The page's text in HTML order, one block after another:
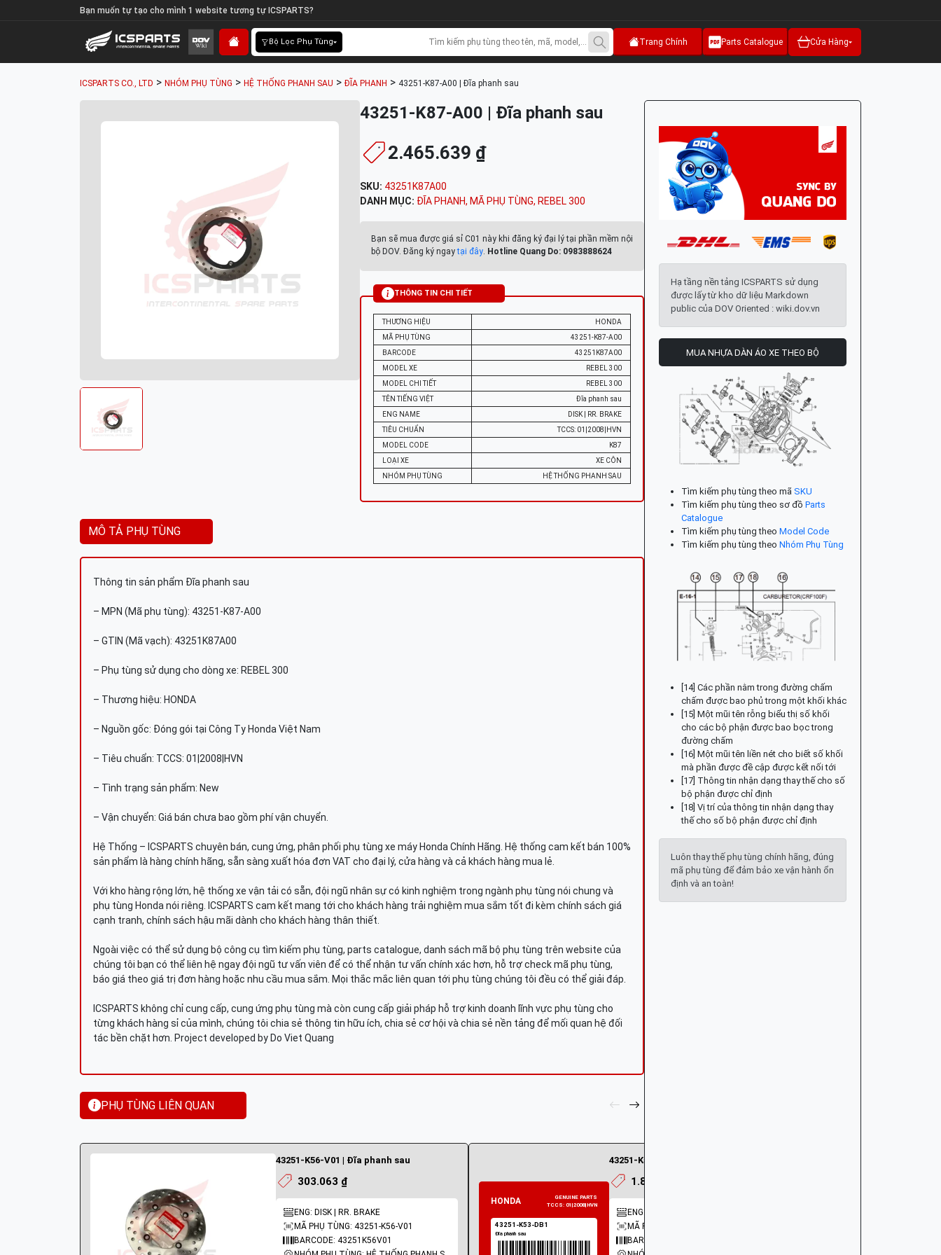
Bạn muốn tự tạo cho mình 1 website tương tự ICSPARTS?
Bộ Lọc Phụ Tùng Trang Chính Parts Catalogue Cửa Hàng
ICSPARTS CO., LTD > NHÓM PHỤ TÙNG > HỆ THỐNG PHANH SAU > ĐĨA PHANH > 43251-K87-A00 | Đĩa phanh sau
43251-K87-A00 | Đĩa phanh sau
2.465.639 ₫
SKU: 43251K87A00
DANH MỤC: ĐĨA PHANH, MÃ PHỤ TÙNG, REBEL 300
Bạn sẽ mua được giá sỉ C01 này khi đăng ký đại lý tại phần mềm nội
bộ DOV. Đăng ký ngaytại đây. Hotline Quang Do: 0983888624
THÔNG TIN CHI TIẾT
THƯƠNG HIỆU
HONDA
MÃ PHỤ TÙNG
43251-K87-A00
BARCODE
43251K87A00
MODEL XE
REBEL 300
MODEL CHI TIẾT
REBEL 300
TÊN TIẾNG VIỆT
Đĩa phanh sau
ENG NAME
DISK | RR. BRAKE
TIÊU CHUẨN
TCCS: 01|2008|HVN
MODEL CODE
K87
LOẠI XE
XE CÔN
NHÓM PHỤ TÙNG
HỆ THỐNG PHANH SAU
MÔ TẢ PHỤ TÙNG
Thông tin sản phẩm Đĩa phanh sau
– MPN (Mã phụ tùng): 43251-K87-A00
– GTIN (Mã vạch): 43251K87A00
– Phụ tùng sử dụng cho dòng xe: REBEL 300
– Thương hiệu: HONDA
– Nguồn gốc: Đóng gói tại Công Ty Honda Việt Nam
– Tiêu chuẩn: TCCS: 01|2008|HVN
– Tình trạng sản phẩm: New
– Vận chuyển: Giá bán chưa bao gồm phí vận chuyển.
Hệ Thống – ICSPARTS chuyên bán, cung ứng, phân phối phụ tùng xe máy Honda Chính Hãng. Hệ thống cam kết bán 100%
sản phẩm là hàng chính hãng, sẵn sàng xuất hóa đơn VAT cho đại lý, cửa hàng và cả khách hàng mua lẻ.
Với kho hàng rộng lớn, hệ thống xe vận tải có sẵn, đội ngũ nhân sự có kinh nghiệm trong ngành phụ tùng nói chung và
phụ tùng Honda nói riêng. ICSPARTS cam kết mang tới cho khách hàng trải nghiệm mua sắm tốt đi kèm chính sách giá
cạnh tranh, chính sách hậu mãi dành cho khách hàng thân thiết.
Ngoài việc có thể sử dụng bộ công cụ tìm kiếm phụ tùng, parts catalogue, danh sách mã bộ phụ tùng trên website của
chúng tôi bạn có thể liên hệ ngay đội ngũ tư vấn viên để có thể nhận tư vấn chính xác hơn, hỗ trợ check mã phụ tùng,
báo giá theo giá trị đơn hàng hoặc nhu cầu mua sắm. Mọi thắc mắc liên quan tới phụ tùng chúng tôi đều có thể giải đáp.
ICSPARTS không chỉ cung cấp, cung ứng phụ tùng mà còn cung cấp giải pháp hỗ trợ kinh doanh lĩnh vực phụ tùng cho
từng khách hàng sỉ của mình, chúng tôi chia sẻ thông tin hữu ích, chia sẻ cơ hội và chia sẻ nền tảng để mối quan hệ đối
tác bền chặt hơn. Project developed by Do Viet Quang
PHỤ TÙNG LIÊN QUAN
43251-K56-V01 | Đĩa phanh sau
303.063 ₫
ENG: DISK | RR. BRAKE
MÃ PHỤ TÙNG: 43251-K56-V01
BARCODE: 43251K56V01
43251-K53-DB1 | Đĩa phanh sau
1.876.985 ₫
ENG: DISK | RR. BRAKE
MÃ PHỤ TÙNG: 43251-K53-DB1
BARCODE: 43251K53DB1
Hạ tầng nền tảng ICSPARTS sử dụng
được lấy từ kho dữ liệu Markdown
public của DOV Oriented : wiki.dov.vn
MUA NHỰA DÀN ÁO XE THEO BỘ
Tìm kiếm phụ tùng theo mã SKU
Tìm kiếm phụ tùng theo sơ đồ Parts
Catalogue
Tìm kiếm phụ tùng theo Model Code
Tìm kiếm phụ tùng theo Nhóm Phụ Tùng
[14] Các phần nằm trong đường chấm
chấm được bao phủ trong một khối khác
[15] Một mũi tên rỗng biểu thị số khối
cho các bộ phận được bao bọc trong
đường chấm
[16] Một mũi tên liền nét cho biết số khối
mà phần được đề cập được kết nối tới
[17] Thông tin nhận dạng thay thế cho số
bộ phận được chỉ định
[18] Vị trí của thông tin nhận dạng thay
thế cho số bộ phận được chỉ định
Luôn thay thế phụ tùng chính hãng, đúng
mã phụ tùng để đảm bảo xe vận hành ổn
định và an toàn!